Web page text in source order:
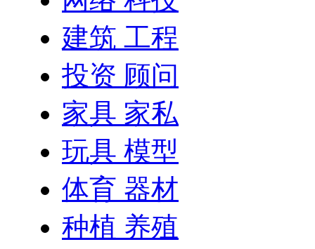
建筑 工程
投资 顾问
家具 家私
玩具 模型
体育 器材
种植 养殖